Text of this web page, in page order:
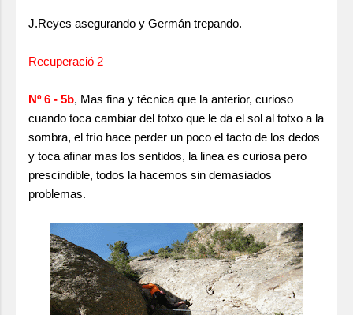
J.Reyes asegurando y Germán trepando.
Recuperació 2
Nº 6 - 5b, Mas fina y técnica que la anterior, curioso
cuando toca cambiar del totxo que le da el sol al totxo a la
sombra, el frío hace perder un poco el tacto de los dedos
y toca afinar mas los sentidos, la linea es curiosa pero
prescindible, todos la hacemos sin demasiados
problemas.